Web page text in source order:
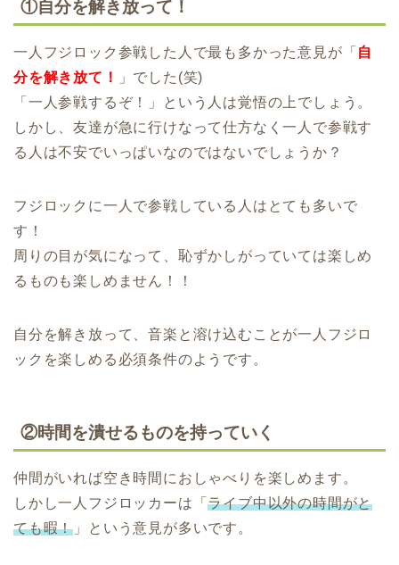
①自分を解き放って！
一人フジロック参戦した人で最も多かった意見が「 自
分を解き放て！
」でした(笑)
「一人参戦するぞ！」という人は覚悟の上でしょう。
しかし、友達が急に行けなって仕方なく一人で参戦す
る人は不安でいっぱいなのではないでしょうか？
フジロックに一人で参戦している人はとても多いで
す！
周りの目が気になって、恥ずかしがっていては楽しめ
るものも楽しめません！！
自分を解き放って、音楽と溶け込むことが一人フジロ
ックを楽しめる必須条件のようです。
②時間を潰せるものを持っていく
仲間がいれば空き時間におしゃべりを楽しめます。
しかし一人フジロッカーは「ライブ中以外の時間がと
ても暇！ 」という意見が多いです。